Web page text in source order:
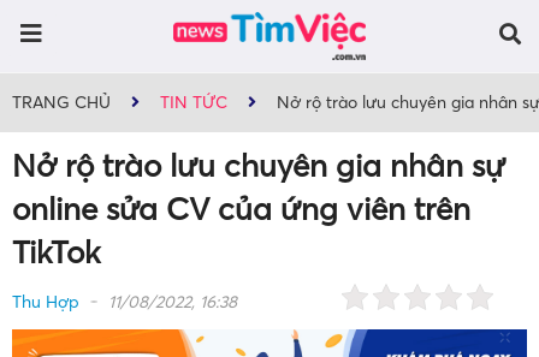
TRANG CHỦ TIN TỨC Nở rộ trào lưu chuyên gia nhân
Nở rộ trào lưu chuyên gia nhân sự
online sửa CV của ứng viên trên
TikTok
Thu Hợp 11/08/2022, 16:38